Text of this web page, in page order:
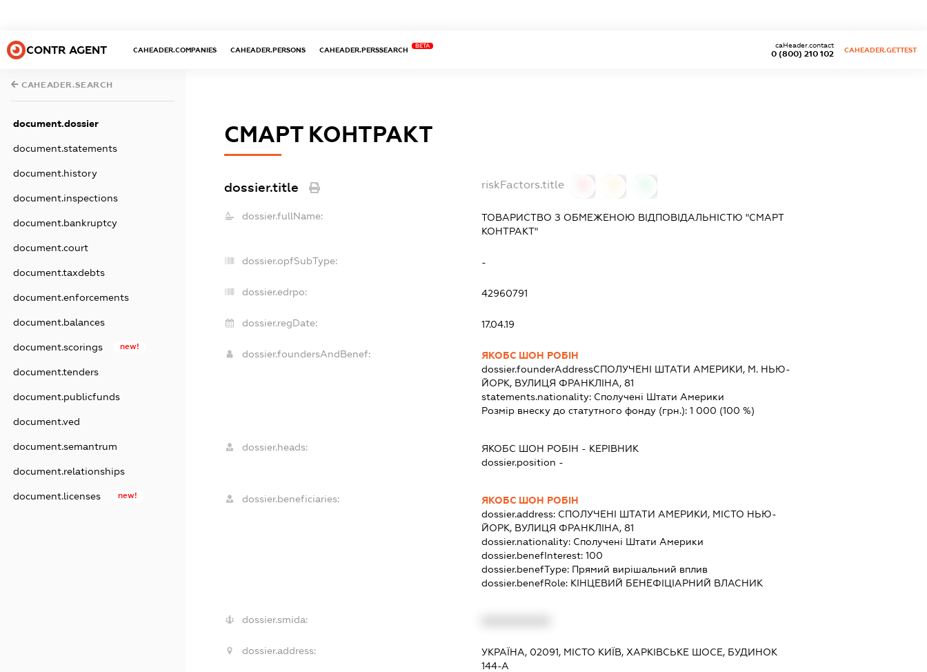
CONTR AGENT CAHEADER.COMPANIES CAHEADER.PERSONS CAHEADER.PERSSEARCH
BETA
0 (800) 210 102
caHeader.contact
CAHEADER.GETTEST
CAHEADER.SEARCH
document.dossier
document.statements
document.history
document.inspections
document.bankruptcy
document.court
document.taxdebts
document.enforcements
document.balances
document.scorings new!
document.tenders
document.publicfunds
document.ved
document.semantrum
document.relationships
document.licenses new!
СМАРТ КОНТРАКТ
dossier.title riskFactors.title
dossier.fullName:
ТОВАРИСТВО З ОБМЕЖЕНОЮ ВІДПОВІДАЛЬНІСТЮ "СМАРТ
КОНТРАКТ"
dossier.opfSubType: -
dossier.edrpo: 42960791
dossier.regDate: 17.04.19
dossier.foundersAndBenef:
ЯКОБС ШОН РОБІН
dossier.founderAddressСПОЛУЧЕНІ ШТАТИ АМЕРИКИ, М. НЬЮ-
ЙОРК, ВУЛИЦЯ ФРАНКЛІНА, 81
statements.nationality: Сполучені Штати Америки
Розмір внеску до статутного фонду (грн.): 1 000 (100 %)
dossier.heads: ЯКОБС ШОН РОБІН - КЕРІВНИК
dossier.position -
dossier.beneficiaries:
ЯКОБС ШОН РОБІН
dossier.address: СПОЛУЧЕНІ ШТАТИ АМЕРИКИ, МІСТО НЬЮ-
ЙОРК, ВУЛИЦЯ ФРАНКЛІНА, 81
dossier.nationality: Сполучені Штати Америки
dossier.benefInterest: 100
dossier.benefType: Прямий вирішальний вплив
dossier.benefRole: КІНЦЕВИЙ БЕНЕФІЦІАРНИЙ ВЛАСНИК
dossier.smida:
dossier.address:
УКРАЇНА, 02091, МІСТО КИЇВ, ХАРКІВСЬКЕ ШОСЕ, БУДИНОК
144-А